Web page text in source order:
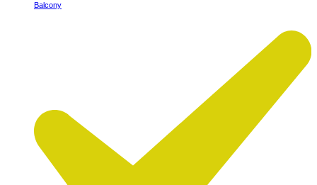
Balcony